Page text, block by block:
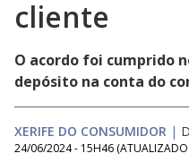
cliente
O acordo foi cumprido
depósito na conta do
XERIFE DO CONSUMIDOR |
24/06/2024 - 15H46 (ATUALIZADO